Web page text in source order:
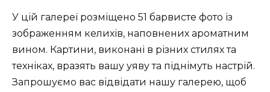
У цій галереї розміщено 51 барвисте фото із
зображенням келихів, наповнених ароматним
вином. Картини, виконані в різних стилях та
техніках, вразять вашу уяву та піднімуть настрій.
Запрошуємо вас відвідати нашу галерею, щоб